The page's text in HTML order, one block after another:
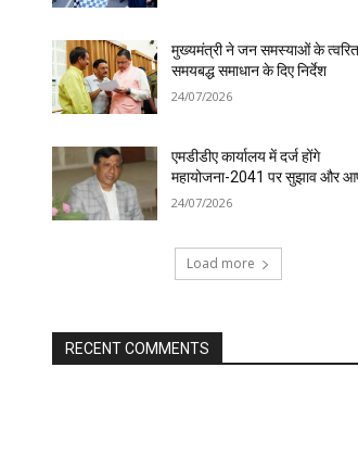
मुख्यमंत्री ने जन समस्याओं के
समयबद्ध समाधान के दिए निर्देश
24/07/2026
एमडीडीए कार्यालय में दर्ज होंगे
महायोजना-2041 पर सुझाव और
24/07/2026
Load more
RECENT COMMENTS